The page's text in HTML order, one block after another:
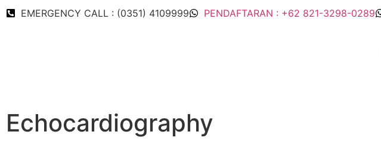
EMERGENCY CALL : (0351) 4109999 PENDAFTARAN : +62 821-3298-0289
Echocardiography